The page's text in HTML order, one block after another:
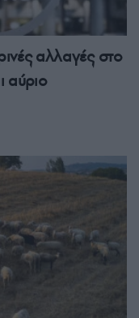
αλλαγές στο
αύριο